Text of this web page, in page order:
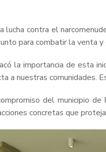
contra el
para combatir la venta
la importancia de esta
a nuestras comunidades.
del municipio
concretas que